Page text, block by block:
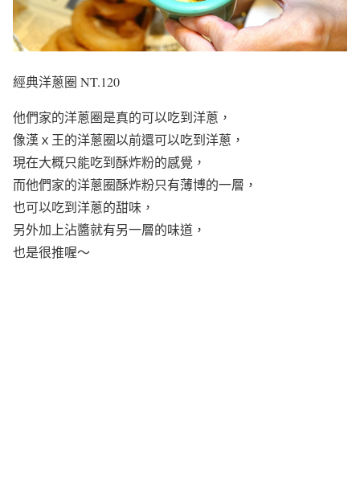
經典洋蔥圈 NT.120
他們家的洋蔥圈是真的可以吃到洋蔥，
像漢ｘ王的洋蔥圈以前還可以吃到洋蔥，
現在大概只能吃到酥炸粉的感覺，
而他們家的洋蔥圈酥炸粉只有薄博的一層，
也可以吃到洋蔥的甜味，
另外加上沾醬就有另一層的味道，
也是很推喔～